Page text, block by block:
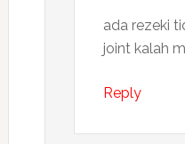
ada rezeki
joint kalah
Reply